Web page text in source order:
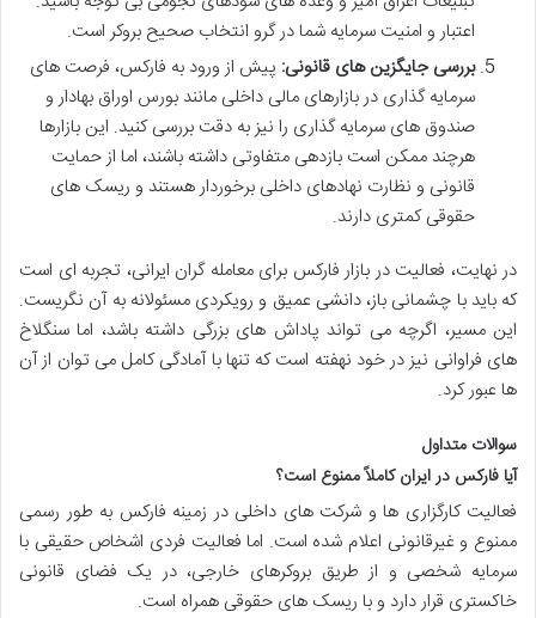
اعتبار و امنیت سرمایه شما در گرو انتخاب صحیح بروکر است.
بررسی جایگزین های قانونی: پیش از ورود به فارکس، فرصت های
سرمایه گذاری در بازارهای مالی داخلی مانند بورس اوراق بهادار و
صندوق های سرمایه گذاری را نیز به دقت بررسی کنید. این بازارها
هرچند ممکن است بازدهی متفاوتی داشته باشند، اما از حمایت
قانونی و نظارت نهادهای داخلی برخوردار هستند و ریسک های
حقوقی کمتری دارند.
در نهایت، فعالیت در بازار فارکس برای معامله گران ایرانی، تجربه ای است
که باید با چشمانی باز، دانشی عمیق و رویکردی مسئولانه به آن نگریست.
این مسیر، اگرچه می تواند پاداش های بزرگی داشته باشد، اما سنگلاخ
های فراوانی نیز در خود نهفته است که تنها با آمادگی کامل می توان از آن
ها عبور کرد.
سوالات متداول
آیا فارکس در ایران کاملاً ممنوع است؟
فعالیت کارگزاری ها و شرکت های داخلی در زمینه فارکس به طور رسمی
ممنوع و غیرقانونی اعلام شده است. اما فعالیت فردی اشخاص حقیقی با
سرمایه شخصی و از طریق بروکرهای خارجی، در یک فضای قانونی
خاکستری قرار دارد و با ریسک های حقوقی همراه است.